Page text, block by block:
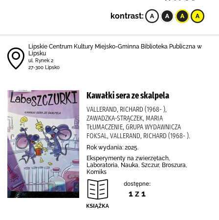
kontrast:
Lipskie Centrum Kultury Miejsko-Gminna Biblioteka Publiczna w
Lipsku
ul. Rynek 2
27-300 Lipsko
Kawałki sera ze skalpela
VALLERAND, RICHARD (1968- ),
ZAWADZKA-STRĄCZEK, MARIA
TŁUMACZENIE, GRUPA WYDAWNICZA
FOKSAL, VALLERAND, RICHARD (1968- ).
Rok wydania: 2025.
Eksperymenty na zwierzętach,
Laboratoria, Nauka, Szczur, Broszura,
Komiks
dostępne:
1 z 1